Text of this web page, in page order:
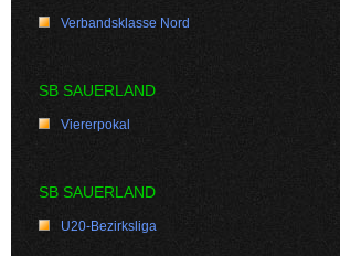
Verbandsklasse Nord
SB SAUERLAND
Viererpokal
SB SAUERLAND
U20-Bezirksliga